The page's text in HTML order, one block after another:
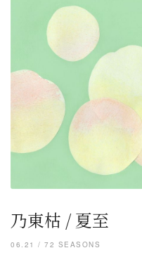
乃東枯 / 夏至
06.21 / 72 SEASONS